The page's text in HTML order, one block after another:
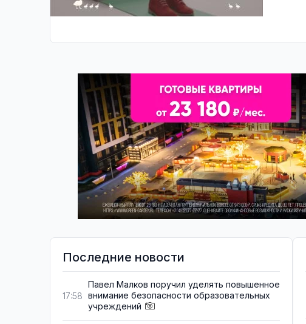
Последние новости
17:58
Павел Малков поручил уделять повышенное
внимание безопасности образовательных
учреждений